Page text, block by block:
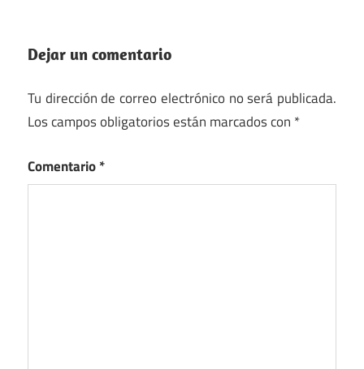
Dejar un comentario
Tu dirección de correo electrónico no será publicada.
Los campos obligatorios están marcados con *
Comentario*